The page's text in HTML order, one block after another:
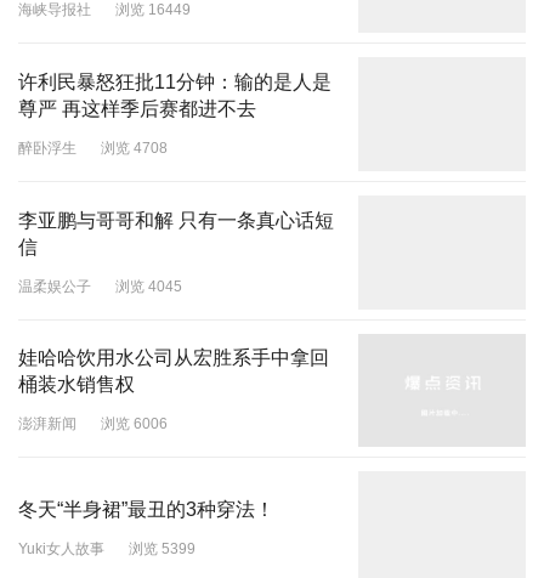
海峡导报社 浏览 16449
许利民暴怒狂批11分钟：输的是人是
尊严 再这样季后赛都进不去
醉卧浮生 浏览 4708
李亚鹏与哥哥和解 只有一条真心话短
信
温柔娱公子 浏览 4045
娃哈哈饮用水公司从宏胜系手中拿回
桶装水销售权
澎湃新闻 浏览 6006
冬天“半身裙”最丑的3种穿法！
Yuki女人故事 浏览 5399